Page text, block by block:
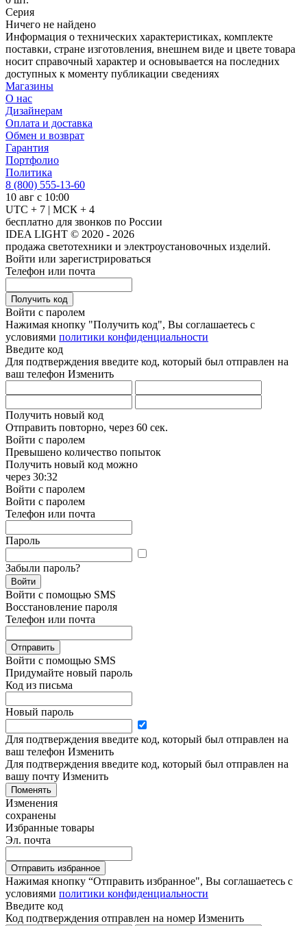
Серия
Ничего не найдено
Информация о технических характеристиках, комплекте
поставки, стране изготовления, внешнем виде и цвете товара
носит справочный характер и основывается на последних
доступных к моменту публикации сведениях
Магазины
О нас
Дизайнерам
Оплата и доставка
Обмен и возврат
Гарантия
Портфолио
Политика
8 (800) 555-13-60
10 авг с 10:00
UTC + 7 | МСК + 4
бесплатно для звонков по России
IDEA LIGHT © 2020 - 2026
продажа светотехники и электроустановочных изделий.
Войти или зарегистрироваться
Телефон или почта
Получить код
Войти с паролем
Нажимая кнопку "Получить код", Вы соглашаетесь с
условиями политики конфиденциальности
Введите код
Для подтверждения введите код, который был отправлен на
ваш телефон Изменить
Получить новый код
Отправить повторно, через 60 сек.
Войти с паролем
Превышено количество попыток
Получить новый код можно
через 30:32
Войти с паролем
Войти с паролем
Телефон или почта
Пароль
Забыли пароль?
Войти
Войти с помощью SMS
Восстановление пароля
Телефон или почта
Отправить
Войти с помощью SMS
Придумайте новый пароль
Код из письма
Новый пароль
Для подтверждения введите код, который был отправлен на
ваш телефон Изменить
Для подтверждения введите код, который был отправлен на
вашу почту Изменить
Поменять
Изменения
сохранены
Избранные товары
Эл. почта
Отправить избранное
Нажимая кнопку “Отправить избранное", Вы соглашаетесь c
условиями политики конфиденциальности
Введите код
Код подтверждения отправлен на номер Изменить